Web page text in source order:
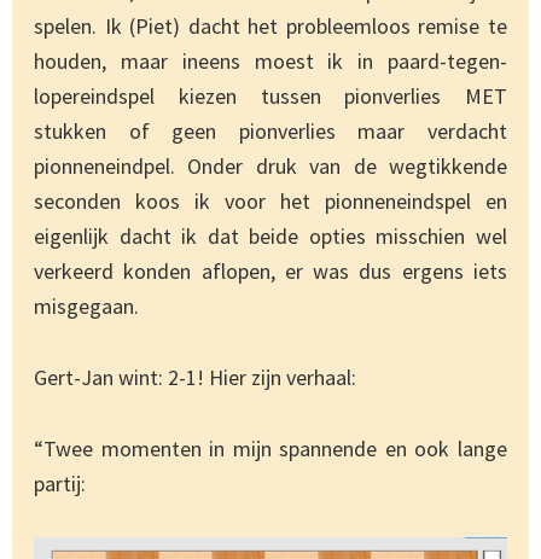
spelen. Ik (Piet) dacht het probleemloos remise te
houden, maar ineens moest ik in paard-tegen-
lopereindspel kiezen tussen pionverlies MET
stukken of geen pionverlies maar verdacht
pionneneindpel. Onder druk van de wegtikkende
seconden koos ik voor het pionneneindspel en
eigenlijk dacht ik dat beide opties misschien wel
verkeerd konden aflopen, er was dus ergens iets
misgegaan.
Gert-Jan wint: 2-1! Hier zijn verhaal:
“Twee momenten in mijn spannende en ook lange
partij: